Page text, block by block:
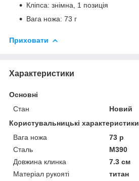
Кліпса: знімна, 1 позиція
Вага ножа: 73 г
Приховати
Характеристики
Основні
Стан
Новий
Користувальницькі характеристики
Вага ножа
73 р
Сталь
M390
Довжина клинка
7.3 см
Матеріал рукояті
титан